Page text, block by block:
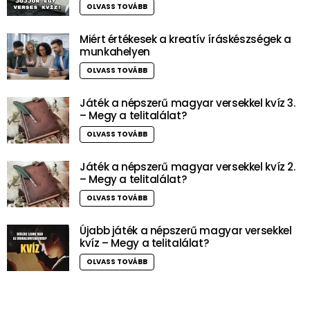
OLVASS TOVÁBB
Miért értékesek a kreatív íráskészségek a
munkahelyen
OLVASS TOVÁBB
Játék a népszerű magyar versekkel kvíz 3.
– Megy a telitalálat?
OLVASS TOVÁBB
Játék a népszerű magyar versekkel kvíz 2.
– Megy a telitalálat?
OLVASS TOVÁBB
Újabb játék a népszerű magyar versekkel
kvíz – Megy a telitalálat?
OLVASS TOVÁBB